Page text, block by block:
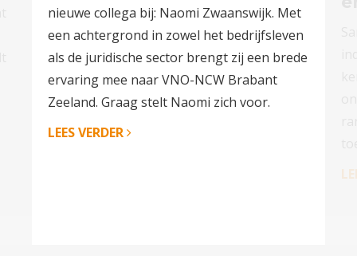
nieuwe collega bij: Naomi Zwaanswijk. Met
een achtergrond in zowel het bedrijfsleven
als de juridische sector brengt zij een brede
ervaring mee naar VNO-NCW Brabant
Zeeland. Graag stelt Naomi zich voor.
LEES VERDER